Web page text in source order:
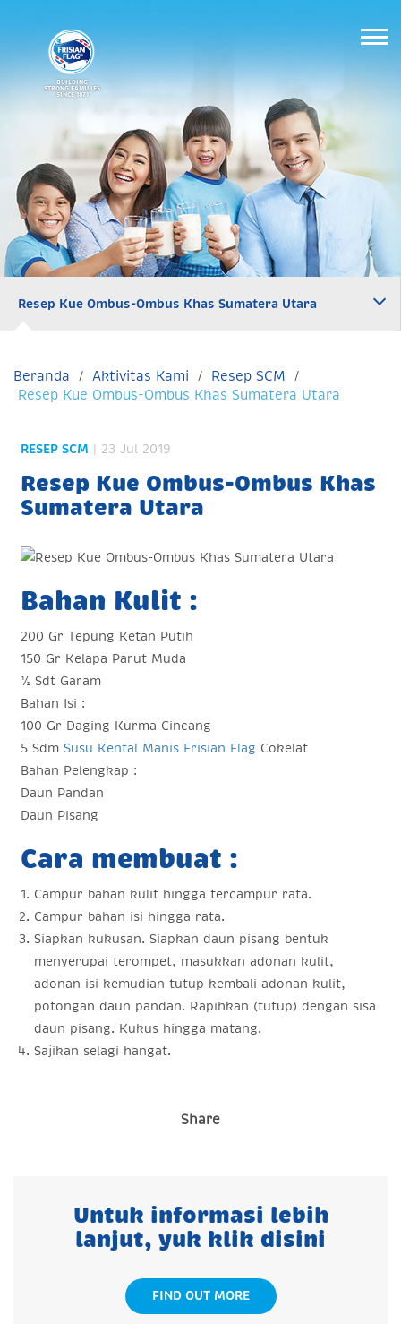
BUILDING
STRONG FAMILIES
SINCE 1871
Resep Kue Ombus-Ombus Khas Sumatera Utara
Beranda Aktivitas Kami
Resep SCM
Resep Kue Ombus-Ombus Khas Sumatera Utara
RESEP SCM | 23 Jul 2019
Resep Kue Ombus-Ombus Khas
Sumatera Utara
Bahan Kulit :
200 Gr Tepung Ketan Putih
150 Gr Kelapa Parut Muda
½ Sdt Garam
Bahan Isi :
100 Gr Daging Kurma Cincang
5 Sdm Susu Kental Manis Frisian Flag Cokelat
Bahan Pelengkap :
Daun Pandan
Daun Pisang
Cara membuat :
Campur bahan kulit hingga tercampur rata.
Campur bahan isi hingga rata.
Siapkan kukusan. Siapkan daun pisang bentuk
menyerupai terompet, masukkan adonan kulit,
adonan isi kemudian tutup kembali adonan kulit,
potongan daun pandan. Rapihkan (tutup) dengan sisa
daun pisang. Kukus hingga matang.
Sajikan selagi hangat.
Share
Untuk informasi lebih
lanjut, yuk klik disini
FIND OUT MORE